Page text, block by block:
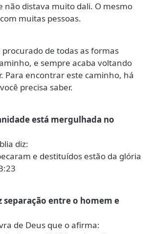
não distava muito dali. O mesmo
muitas pessoas.
procurado de todas as formas
e sempre acaba voltando
Para encontrar este caminho, há
precisa saber.
está mergulhada no
diz:
e destituídos estão da glória
separação entre o homem e
de Deus que o afirma: